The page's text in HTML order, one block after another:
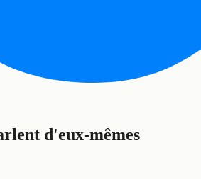
d'eux-mêmes